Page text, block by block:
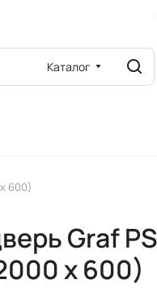
Каталог
600)
Graf
х 600)